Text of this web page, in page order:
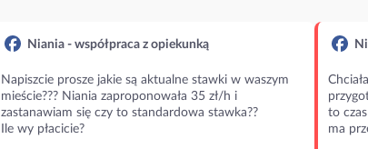
Niania - współpraca z opiekunką
Napiszcie prosze jakie są aktualne stawki w waszym
mieście??? Niania zaproponowała 35 zł/h i
zastanawiam się czy to standardowa stawka??
Ile wy płacicie?
to
ma